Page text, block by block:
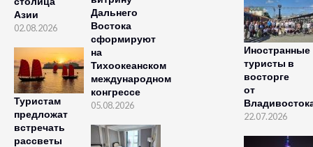
Азии
02.08.2026
Туристам
предложат
встречать
рассветы
Дальнего
Востока
сформируют
на
Тихоокеанском
международном
конгрессе
05.08.2026
Иностранные
туристы в
восторге
от
22.07.2026